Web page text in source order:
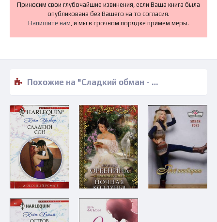
Приносим свои глубочайшие извинения, если Ваша книга была
опубликована без Вашего на то согласия.
Напишите нам, и мы в срочном порядке примем меры.
Похожие на "Сладкий обман - Кейт Хьюит" книги читать бесплатно полные версии